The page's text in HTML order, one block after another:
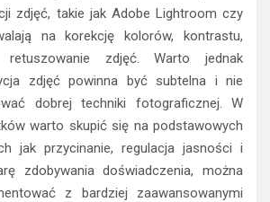
zdjęć, takie jak Adobe Lightroom czy
na korekcję kolorów, kontrastu,
retuszowanie zdjęć. Warto jednak
zdjęć powinna być subtelna i nie
dobrej techniki fotograficznej. W
warto skupić się na podstawowych
jak przycinanie, regulacja jasności i
zdobywania doświadczenia, można
z bardziej zaawansowanymi